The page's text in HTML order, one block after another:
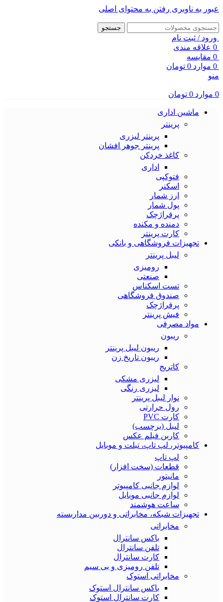
عبور به ناوبری رفتن به محتوای اصلی
جستجو
ورود / ثبت نام
0 علاقه مندی
0 مقایسه
0 موارد 0 تومان
منو
0 موارد 0 تومان
ماشین اداری
پرینتر
پرینتر لیزری
پرینتر جوهر افشان
کاغذ خردکن
اداری
فتوکپی
اسکنر
ارز شمار
پول شمار
پرفراژچک
دمنده و مکنده
کارت پرینتر
تجهیزات فروشگاهی و بانکی
لیبل پرینتر
رومیزی
صنعتی
تست اسکناس
صندوق فروشگاهی
پرفراژچک
فیش پرینتر
مواد مصرفی
ریبون
ریبون لیبل پرینتر
ریبون تاریخ زن
کاتریج
لیزری مشکی
لیزری رنگی
نوار لیبل پرینتر
رول حرارتی
کارت PVC
لیبل (برچسب)
کاربن فیلم عکس
کامپیوتر، لپ تاپ، تبلت و موبایل
لپ تاپ
قطعات (سخت افزار)
مانیتور
لوازم جانبی کامپیوتر
لوازم جانبی موبایل
ساعت هوشمند
تجهیزات شبکه، مخابراتی و دوربین مداربسته
مخابراتی
باکس سانترال
تلفن سانترال
کارت سانترال
تلفن رومیزی و بی سیم
مخابراتی استوک
باکس سانترال استوک
کارت سانترال استوک